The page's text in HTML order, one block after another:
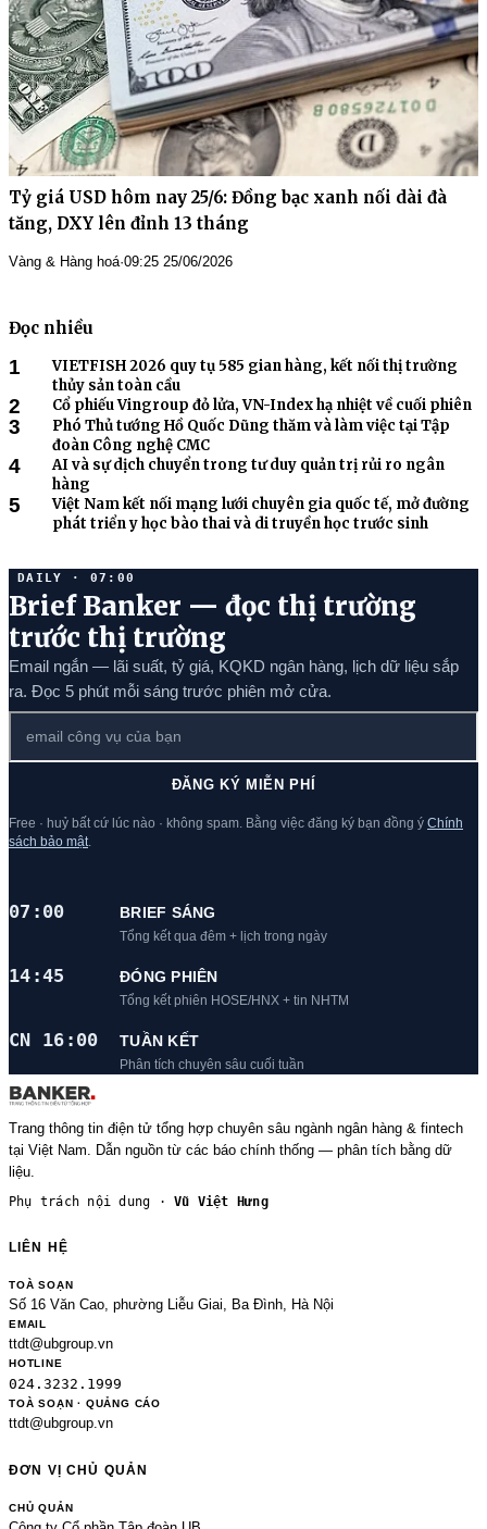
Tỷ giá USD hôm nay 25/6: Đồng bạc xanh nối dài đà
tăng, DXY lên đỉnh 13 tháng
Vàng & Hàng hoá·09:25 25/06/2026
Đọc nhiều
1
VIETFISH 2026 quy tụ 585 gian hàng, kết nối thị trường
thủy sản toàn cầu
2 Cổ phiếu Vingroup đỏ lửa, VN-Index hạ nhiệt về cuối phiên
3
Phó Thủ tướng Hồ Quốc Dũng thăm và làm việc tại Tập
đoàn Công nghệ CMC
4
AI và sự dịch chuyển trong tư duy quản trị rủi ro ngân
hàng
5
Việt Nam kết nối mạng lưới chuyên gia quốc tế, mở đường
phát triển y học bào thai và di truyền học trước sinh
DAILY · 07:00
Brief Banker — đọc thị trường
trước thị trường
Email ngắn — lãi suất, tỷ giá, KQKD ngân hàng, lịch dữ liệu sắp
ra. Đọc 5 phút mỗi sáng trước phiên mở cửa.
ĐĂNG KÝ MIỄN PHÍ
Free · huỷ bất cứ lúc nào · không spam. Bằng việc đăng ký bạn đồng ý Chính
sách bảo mật
07:00 BRIEF SÁNG
Tổng kết qua đêm + lịch trong ngày
14:45 ĐÓNG PHIÊN
Tổng kết phiên HOSE/HNX + tin NHTM
CN 16:00 TUẦN KẾT
Phân tích chuyên sâu cuối tuần
Trang thông tin điện tử tổng hợp chuyên sâu ngành ngân hàng & fintech
tại Việt Nam. Dẫn nguồn từ các báo chính thống — phân tích bằng dữ
liệu.
Phụ trách nội dung ·Vũ Việt Hưng
LIÊN HỆ
TOÀ SOẠN
Số 16 Văn Cao, phường Liễu Giai, Ba Đình, Hà Nội
EMAIL
ttdt@ubgroup.vn
HOTLINE
024.3232.1999
TOÀ SOẠN · QUẢNG CÁO
ttdt@ubgroup.vn
ĐƠN VỊ CHỦ QUẢN
CHỦ QUẢN